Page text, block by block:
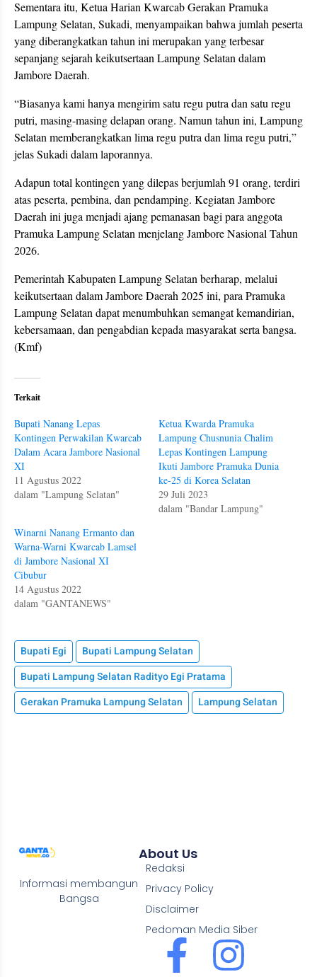
Sementara itu, Ketua Harian Kwarcab Gerakan Pramuka
Lampung Selatan, Sukadi, menyampaikan bahwa jumlah peserta
yang diberangkatkan tahun ini merupakan yang terbesar
sepanjang sejarah keikutsertaan Lampung Selatan dalam
Jambore Daerah.
“Biasanya kami hanya mengirim satu regu putra dan satu regu
putri, masing-masing delapan orang. Namun tahun ini, Lampung
Selatan memberangkatkan lima regu putra dan lima regu putri,”
jelas Sukadi dalam laporannya.
Adapun total kontingen yang dilepas berjumlah 91 orang, terdiri
atas peserta, pembina, dan pendamping. Kegiatan Jambore
Daerah ini juga menjadi ajang pemanasan bagi para anggota
Pramuka Lampung Selatan menjelang Jambore Nasional Tahun
2026.
Pemerintah Kabupaten Lampung Selatan berharap, melalui
keikutsertaan dalam Jambore Daerah 2025 ini, para Pramuka
Lampung Selatan dapat menumbuhkan semangat kemandirian,
kebersamaan, dan pengabdian kepada masyarakat serta bangsa.
(Kmf)
Terkait
Bupati Nanang Lepas
Kontingen Perwakilan Kwarcab
Dalam Acara Jambore Nasional
XI
11 Agustus 2022
dalam "Lampung Selatan"
Ketua Kwarda Pramuka
Lampung Chusnunia Chalim
Lepas Kontingen Lampung
Ikuti Jambore Pramuka Dunia
ke-25 di Korea Selatan
29 Juli 2023
dalam "Bandar Lampung"
Winarni Nanang Ermanto dan
Warna-Warni Kwarcab Lamsel
di Jambore Nasional XI
Cibubur
14 Agustus 2022
dalam "GANTANEWS"
Bupati Egi
Bupati Lampung Selatan
Bupati Lampung Selatan Radityo Egi Pratama
Gerakan Pramuka Lampung Selatan
Lampung Selatan
Informasi membangun
Bangsa
About Us
Redaksi
Privacy Policy
Disclaimer
Pedoman Media Siber